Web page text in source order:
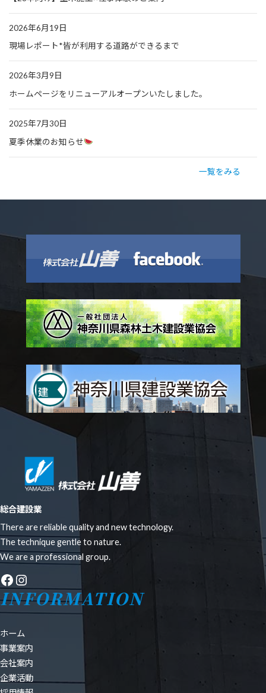
2026年6月19日
現場レポート*皆が利用する道路ができるまで
2026年3月9日
ホームページをリニューアルオープンいたしました。
2025年7月30日
夏季休業のお知らせ
一覧をみる
総合建設業
There are reliable quality and new technology.
The technique gentle to nature.
We are a professional group.
Facebook
Instagram
INFORMATION
ホーム
事業案内
会社案内
企業活動